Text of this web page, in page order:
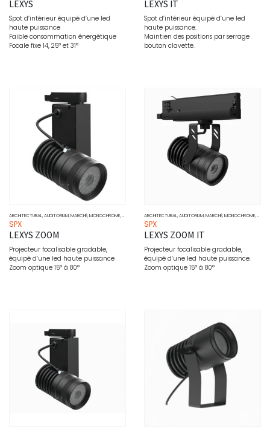
LEXYS
Spot d’intérieur équipé d’une led
haute puissance
Faible consommation énergétique
Focale fixe 14, 25° et 31°
LEXYS IT
Spot d’intérieur équipé d’une led
haute puissance.
Maintien des positions par serrage
bouton clavette.
ARCHITECTURAL,AUDITORIUM,MARCHÉ,MONOCHROME,MUSÉO PONCTUEL,PROJECTEURS,SOURCE
SPX
LEXYS ZOOM
Projecteur focalisable gradable,
équipé d’une led haute puissance
Zoom optique 15° à 80°
ARCHITECTURAL,AUDITORIUM,MARCHÉ,MONOCHROME,MUSÉO
SPX
LEXYS ZOOM IT
Projecteur focalisable gradable,
équipé d’une led haute puissance.
Zoom optique 15° à 80°